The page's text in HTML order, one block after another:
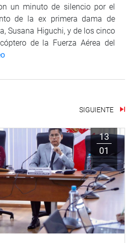
un minuto de silencio por el
de la ex primera dama de
Susana Higuchi, y de los cinco
de la Fuerza Aérea del
SIGUIENTE
13
01